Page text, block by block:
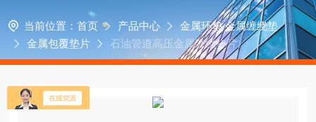
当前位置： 首页 产品中心
金属环垫 金属缠绕垫
金属包覆垫片
石油管道高压金属缠绕垫片